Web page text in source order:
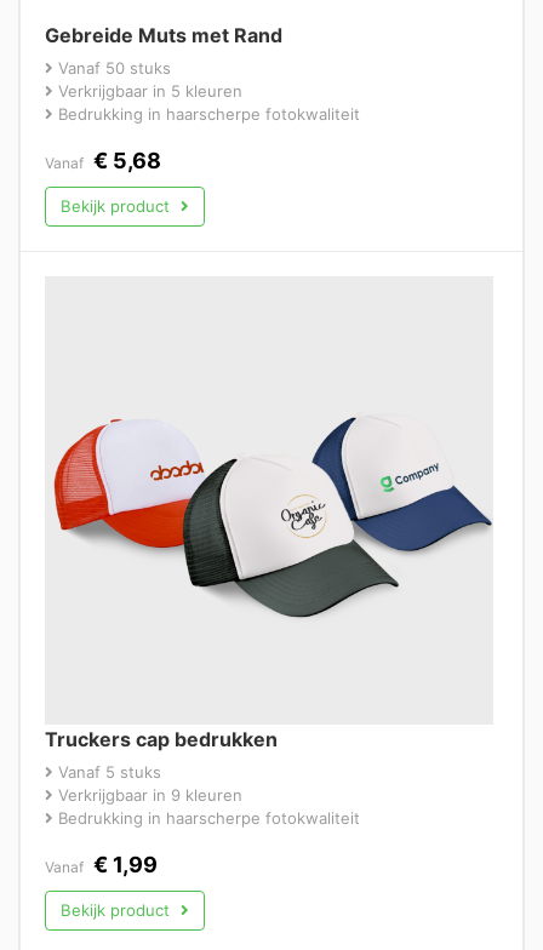
Gebreide Muts met Rand
Vanaf 50 stuks
Verkrijgbaar in 5 kleuren
Bedrukking in haarscherpe fotokwaliteit
Vanaf € 5,68
Bekijk product
Truckers cap bedrukken
Vanaf 5 stuks
Verkrijgbaar in 9 kleuren
Bedrukking in haarscherpe fotokwaliteit
Vanaf € 1,99
Bekijk product